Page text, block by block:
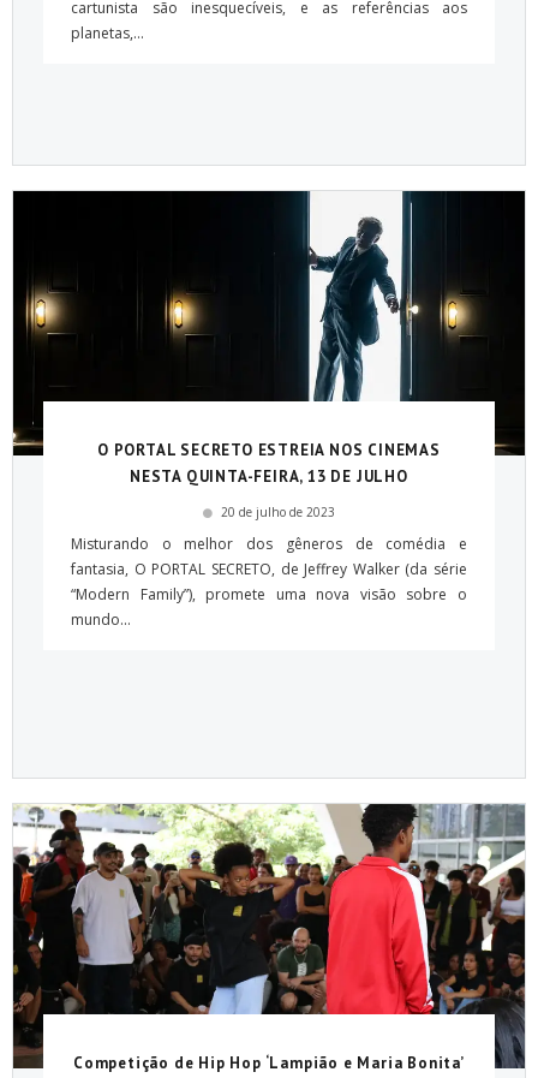
cartunista são inesquecíveis, e as referências aos
planetas,...
O PORTAL SECRETO ESTREIA NOS CINEMAS
NESTA QUINTA-FEIRA, 13 DE JULHO
20 de julho de 2023
Misturando o melhor dos gêneros de comédia e
fantasia, O PORTAL SECRETO, de Jeffrey Walker (da série
“Modern Family”), promete uma nova visão sobre o
mundo...
Competição de Hip Hop ‘Lampião e Maria Bonita’